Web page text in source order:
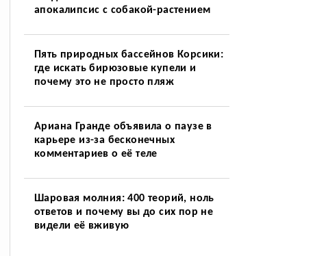
апокалипсис с собакой-растением
Пять природных бассейнов Корсики:
где искать бирюзовые купели и
почему это не просто пляж
Ариана Гранде объявила о паузе в
карьере из-за бесконечных
комментариев о её теле
Шаровая молния: 400 теорий, ноль
ответов и почему вы до сих пор не
видели её вживую